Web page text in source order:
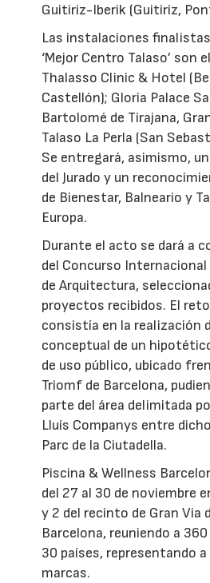
Guitiriz-Iberik (Guitiriz,
Las instalaciones
‘Mejor Centro Talaso’ son
Thalasso Clinic & Hotel
Castellón); Gloria Palace
Bartolomé de Tirajana,
Talaso La Perla (San
Se entregará, asimismo,
del Jurado y un
de Bienestar, Balneario y
Europa.
Durante el acto se dará a
del Concurso
de Arquitectura,
proyectos recibidos. El
consistía en la realización
conceptual de un
de uso público, ubicado
Triomf de Barcelona,
parte del área delimitada
Lluís Companys entre
Parc de la Ciutadella.
Piscina & Wellness
del 27 al 30 de noviembre
y 2 del recinto de Gran Via
Barcelona, reuniendo a
30 países, representando
marcas.